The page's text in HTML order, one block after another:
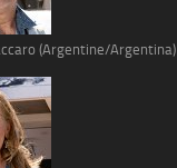
(Argentine/Argentina)